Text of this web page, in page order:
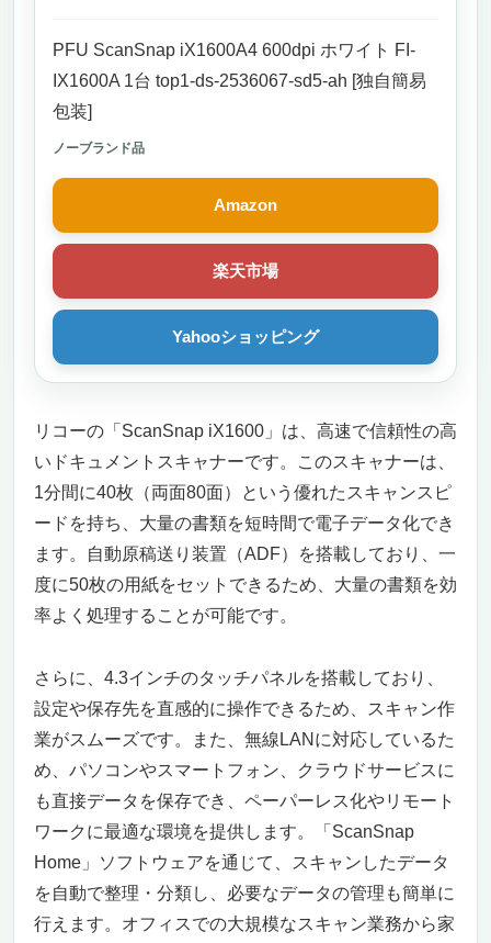
PFU ScanSnap iX1600A4 600dpi ホワイト FI-
IX1600A 1台 top1-ds-2536067-sd5-ah [独自簡易
包装]
ノーブランド品
Amazon
楽天市場
Yahooショッピング
リコーの「ScanSnap iX1600」は、高速で信頼性の高
いドキュメントスキャナーです。このスキャナーは、
1分間に40枚（両面80面）という優れたスキャンスピ
ードを持ち、大量の書類を短時間で電子データ化でき
ます。自動原稿送り装置（ADF）を搭載しており、一
度に50枚の用紙をセットできるため、大量の書類を効
率よく処理することが可能です。
さらに、4.3インチのタッチパネルを搭載しており、
設定や保存先を直感的に操作できるため、スキャン作
業がスムーズです。また、無線LANに対応しているた
め、パソコンやスマートフォン、クラウドサービスに
も直接データを保存でき、ペーパーレス化やリモート
ワークに最適な環境を提供します。「ScanSnap
Home」ソフトウェアを通じて、スキャンしたデータ
を自動で整理・分類し、必要なデータの管理も簡単に
行えます。オフィスでの大規模なスキャン業務から家